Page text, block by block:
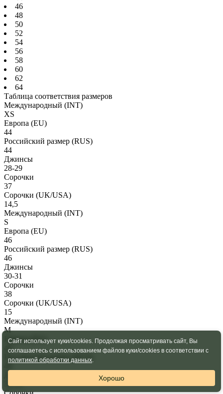
46
48
50
52
54
56
58
60
62
64
Таблица соответствия размеров
Международный (INT)
XS
Европа (EU)
44
Российский размер (RUS)
44
Джинсы
28-29
Сорочки
37
Сорочки (UK/USA)
14,5
Международный (INT)
S
Европа (EU)
46
Российский размер (RUS)
46
Джинсы
30-31
Сорочки
38
Сорочки (UK/USA)
15
Международный (INT)
M
Европа(EU)
48
Российский размер (RUS)
48
32-33
Сайт использует куки/cookies. Продолжая просматривать сайт, Вы
соглашаетесь с использованием файлов куки/cookies в соответствии с
политикой обработки данных.
Хорошо